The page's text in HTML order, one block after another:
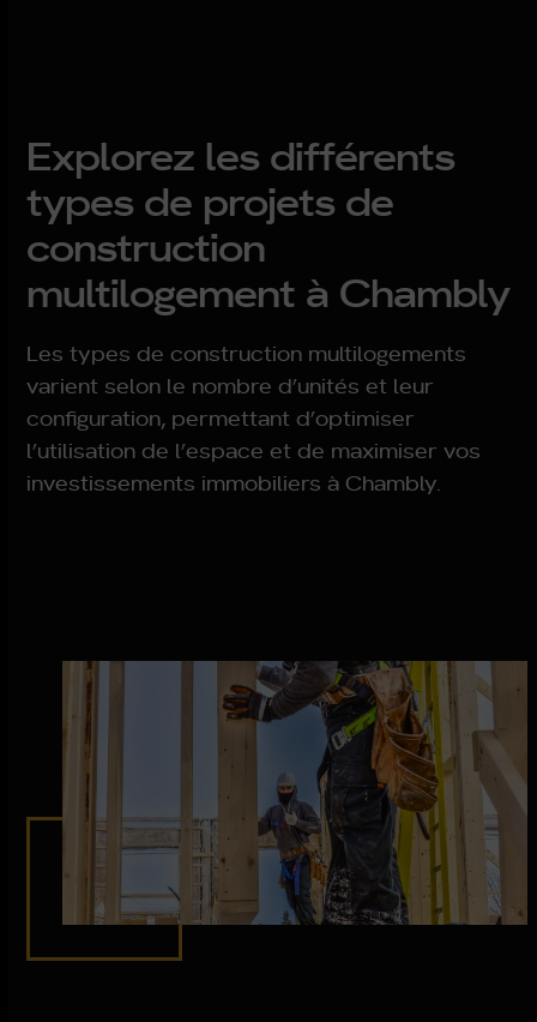
Explorez les différents
types de projets de
construction
multilogement à Chambly
Les types de construction multilogements
varient selon le nombre d’unités et leur
configuration, permettant d’optimiser
l’utilisation de l’espace et de maximiser vos
investissements immobiliers à Chambly.